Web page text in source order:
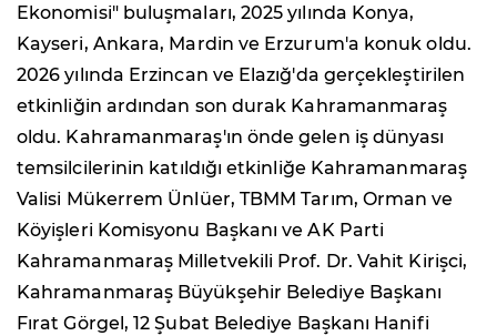
Ekonomisi" buluşmaları, 2025 yılında Konya,
Kayseri, Ankara, Mardin ve Erzurum'a konuk oldu.
2026 yılında Erzincan ve Elazığ'da gerçekleştirilen
etkinliğin ardından son durak Kahramanmaraş
oldu. Kahramanmaraş'ın önde gelen iş dünyası
temsilcilerinin katıldığı etkinliğe Kahramanmaraş
Valisi Mükerrem Ünlüer, TBMM Tarım, Orman ve
Köyişleri Komisyonu Başkanı ve AK Parti
Kahramanmaraş Milletvekili Prof. Dr. Vahit Kirişci,
Kahramanmaraş Büyükşehir Belediye Başkanı
Fırat Görgel, 12 Şubat Belediye Başkanı Hanifi